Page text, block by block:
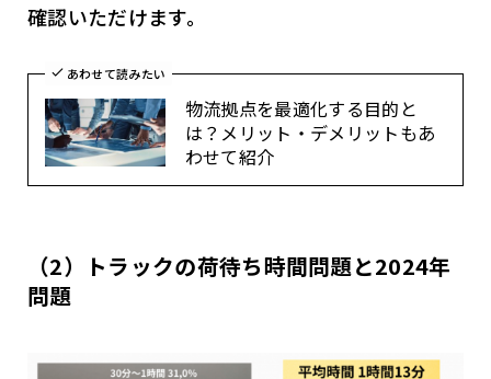
確認いただけます。
あわせて読みたい
物流拠点を最適化する目的と
は？メリット・デメリットもあ
わせて紹介
（2）トラックの荷待ち時間問題と2024年
問題